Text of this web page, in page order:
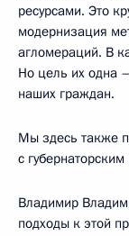
ресурсами. Это
модернизация
агломераций. В
Но цель их одна
наших граждан.
Мы здесь также
с
Владимир
подходы к этой